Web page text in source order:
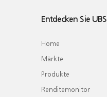
Entdecken Sie
Home
Märkte
Produkte
Renditemonitor